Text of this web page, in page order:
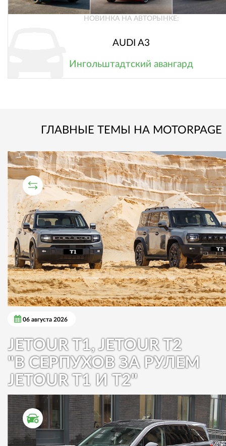
НОВИНКА НА АВТОРЫНКЕ:
AUDI A3
Ингольштадтский авангард
ГЛАВНЫЕ ТЕМЫ НА MOTORPAGE
СРАВНИТЕЛЬНЫЙ ТЕСТ
06 августа 2026
JETOUR T1, JETOUR T2
"В СЕРПУХОВ ЗА РУЛЕМ
JETOUR T1 И T2"
ТЕСТ ДРАЙВ